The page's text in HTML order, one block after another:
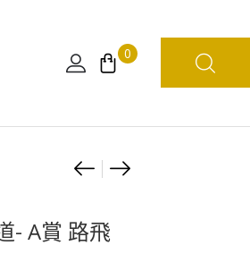
0
Product
[期
限
定]
海
WCF
- A賞 路飛